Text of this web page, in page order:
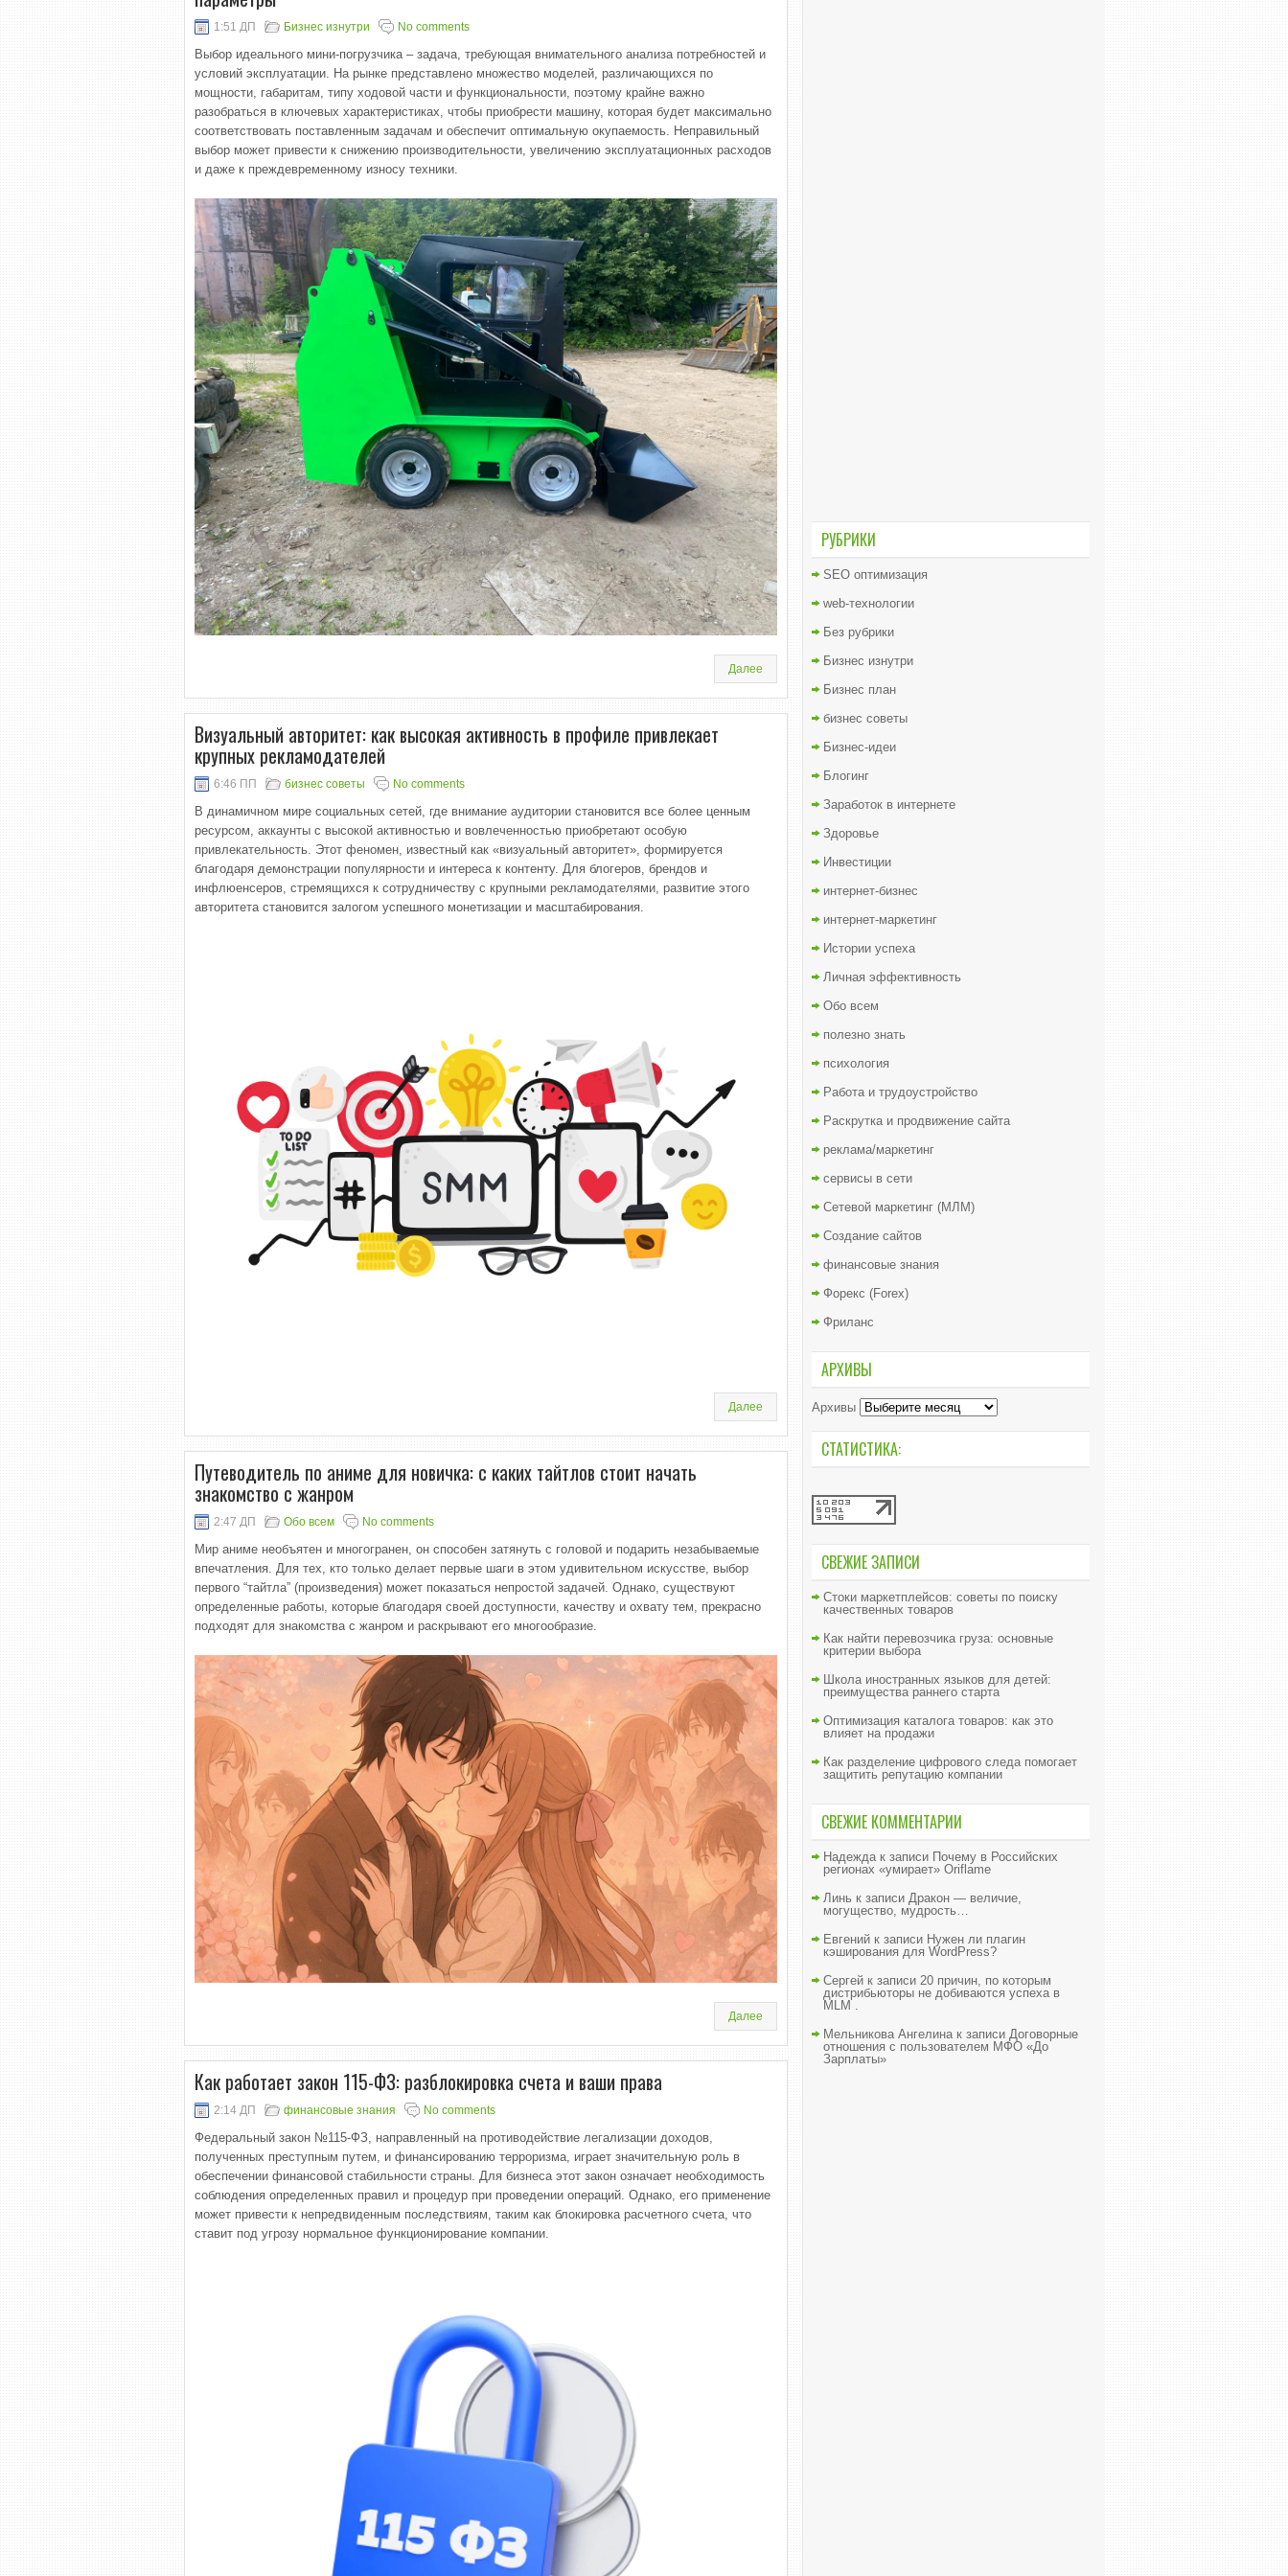
1:51 ДП Бизнес изнутри No comments
Выбор идеального мини-погрузчика – задача, требующая внимательного анализа потребностей и
условий эксплуатации. На рынке представлено множество моделей, различающихся по
мощности, габаритам, типу ходовой части и функциональности, поэтому крайне важно
разобраться в ключевых характеристиках, чтобы приобрести машину, которая будет максимально
соответствовать поставленным задачам и обеспечит оптимальную окупаемость. Неправильный
выбор может привести к снижению производительности, увеличению эксплуатационных расходов
и даже к преждевременному износу техники.
Далее
Визуальный авторитет: как высокая активность в профиле привлекает
крупных рекламодателей
6:46 ПП бизнес советы No comments
В динамичном мире социальных сетей, где внимание аудитории становится все более ценным
ресурсом, аккаунты с высокой активностью и вовлеченностью приобретают особую
привлекательность. Этот феномен, известный как «визуальный авторитет», формируется
благодаря демонстрации популярности и интереса к контенту. Для блогеров, брендов и
инфлюенсеров, стремящихся к сотрудничеству с крупными рекламодателями, развитие этого
авторитета становится залогом успешного монетизации и масштабирования.
Далее
Путеводитель по аниме для новичка: с каких тайтлов стоит начать
знакомство с жанром
2:47 ДП Обо всем No comments
Мир аниме необъятен и многогранен, он способен затянуть с головой и подарить незабываемые
впечатления. Для тех, кто только делает первые шаги в этом удивительном искусстве, выбор
первого “тайтла” (произведения) может показаться непростой задачей. Однако, существуют
определенные работы, которые благодаря своей доступности, качеству и охвату тем, прекрасно
подходят для знакомства с жанром и раскрывают его многообразие.
Далее
Как работает закон 115-ФЗ: разблокировка счета и ваши права
2:14 ДП финансовые знания No comments
Федеральный закон №115-ФЗ, направленный на противодействие легализации доходов,
полученных преступным путем, и финансированию терроризма, играет значительную роль в
обеспечении финансовой стабильности страны. Для бизнеса этот закон означает необходимость
соблюдения определенных правил и процедур при проведении операций. Однако, его применение
может привести к непредвиденным последствиям, таким как блокировка расчетного счета, что
ставит под угрозу нормальное функционирование компании.
РУБРИКИ
SEO оптимизация
web-технологии
Без рубрики
Бизнес изнутри
Бизнес план
бизнес советы
Бизнес-идеи
Блогинг
Заработок в интернете
Здоровье
Инвестиции
интернет-бизнес
интернет-маркетинг
Истории успеха
Личная эффективность
Обо всем
полезно знать
психология
Работа и трудоустройство
Раскрутка и продвижение сайта
реклама/маркетинг
сервисы в сети
Сетевой маркетинг (МЛМ)
Создание сайтов
финансовые знания
Форекс (Forex)
Фриланс
АРХИВЫ
Архивы
СТАТИСТИКА:
СВЕЖИЕ ЗАПИСИ
Стоки маркетплейсов: советы по поиску
качественных товаров
Как найти перевозчика груза: основные
критерии выбора
Школа иностранных языков для детей:
преимущества раннего старта
Оптимизация каталога товаров: как это
влияет на продажи
Как разделение цифрового следа помогает
защитить репутацию компании
СВЕЖИЕ КОММЕНТАРИИ
Надеждак записи Почему в Российских
регионах «умирает» Oriflame
Линь к записи Дракон — величие,
могущество, мудрость…
Евгений к записи Нужен ли плагин
кэширования для WordPress?
Сергей к записи 20 причин, по которым
дистрибьюторы не добиваются успеха в
MLM .
Мельникова Ангелинак записи Договорные
отношения с пользователем МФО «До
Зарплаты»